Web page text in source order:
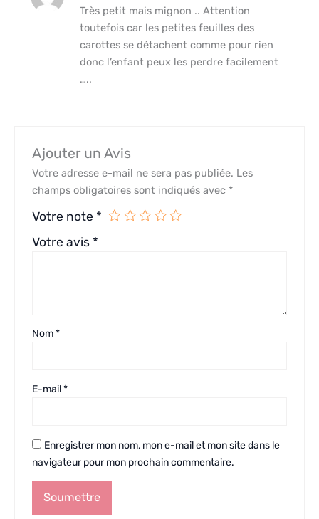
Très petit mais mignon .. Attention
toutefois car les petites feuilles des
carottes se détachent comme pour rien
donc l’enfant peux les perdre facilement
…..
Ajouter un Avis
Votre adresse e-mail ne sera pas publiée. Les
champs obligatoires sont indiqués avec *
Votre note *
Votre avis *
Nom*
E-mail*
Enregistrer mon nom, mon e-mail et mon site dans le
navigateur pour mon prochain commentaire.